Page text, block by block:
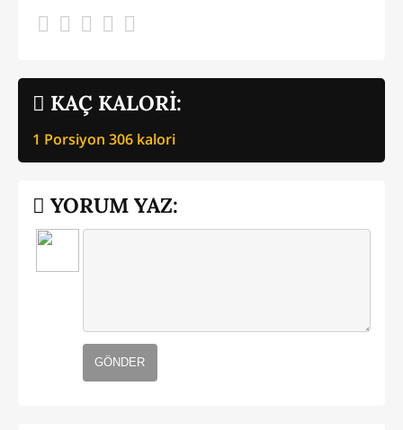
KAÇ KALORİ:
1 Porsiyon 306 kalori
YORUM YAZ:
GÖNDER